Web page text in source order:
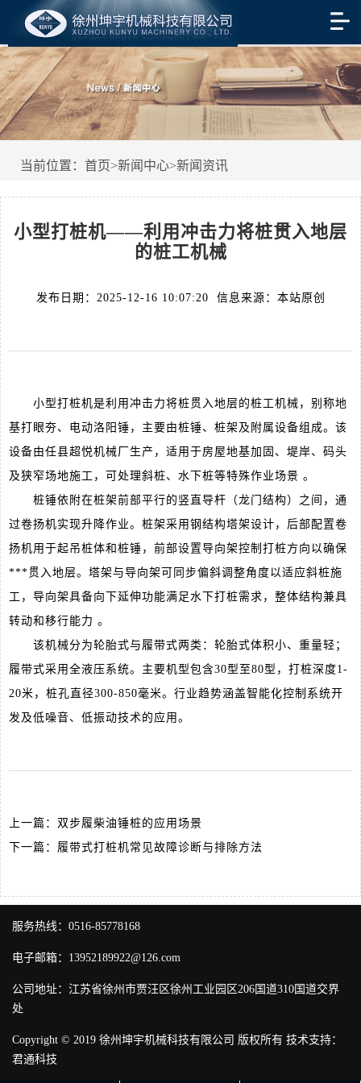
当前位置： 首页>新闻中心>新闻资讯
小型打桩机——利用冲击力将桩贯入地层
的桩工机械
发布日期：2025-12-16 10:07:20 信息来源：本站原创
小型打桩机是利用冲击力将桩贯入地层的桩工机械，别称地
基打眼夯、电动洛阳锤，主要由桩锤、桩架及附属设备组成。该
设备由任县超悦机械厂生产，适用于房屋地基加固、堤岸、码头
及狭窄场地施工，可处理斜桩、水下桩等特殊作业场景 。
桩锤依附在桩架前部平行的竖直导杆（龙门结构）之间，通
过卷扬机实现升降作业。桩架采用钢结构塔架设计，后部配置卷
扬机用于起吊桩体和桩锤，前部设置导向架控制打桩方向以确保
***贯入地层。塔架与导向架可同步偏斜调整角度以适应斜桩施
工，导向架具备向下延伸功能满足水下打桩需求，整体结构兼具
转动和移行能力 。
该机械分为轮胎式与履带式两类：轮胎式体积小、重量轻；
履带式采用全液压系统。主要机型包含30型至80型，打桩深度1-
20米，桩孔直径300-850毫米。行业趋势涵盖智能化控制系统开
发及低噪音、低振动技术的应用。
上一篇： 双步履柴油锤桩的应用场景
下一篇： 履带式打桩机常见故障诊断与排除方法
服务热线：0516-85778168
电子邮箱：13952189922@126.com
公司地址：江苏省徐州市贾汪区徐州工业园区206国道310国道交界
处
Copyright © 2019 徐州坤宇机械科技有限公司 版权所有 技术支持：
君通科技